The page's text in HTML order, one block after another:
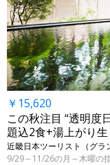
←
￥15,620
この秋注目 “透明度
題込2食+湯上がり
近畿日本ツーリスト（グラ
9/29～11/26の月～木曜の